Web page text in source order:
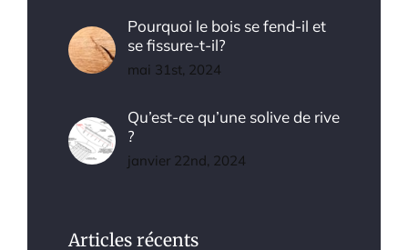
Pourquoi le bois se fend-il et
se fissure-t-il?
mai 31st, 2024
Qu’est-ce qu’une solive de rive
?
janvier 22nd, 2024
Articles récents